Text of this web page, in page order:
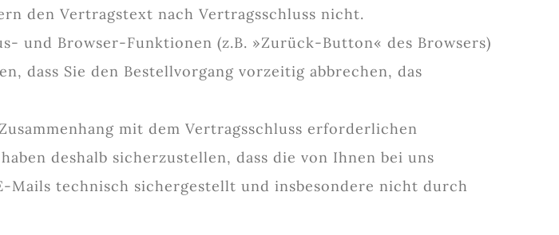
den Vertragstext nach Vertragsschluss nicht.
und Browser-Funktionen (z.B. »Zurück-Button« des Browsers)
dass Sie den Bestellvorgang vorzeitig abbrechen, das
mit dem Vertragsschluss erforderlichen
deshalb sicherzustellen, dass die von Ihnen bei uns
technisch sichergestellt und insbesondere nicht durch